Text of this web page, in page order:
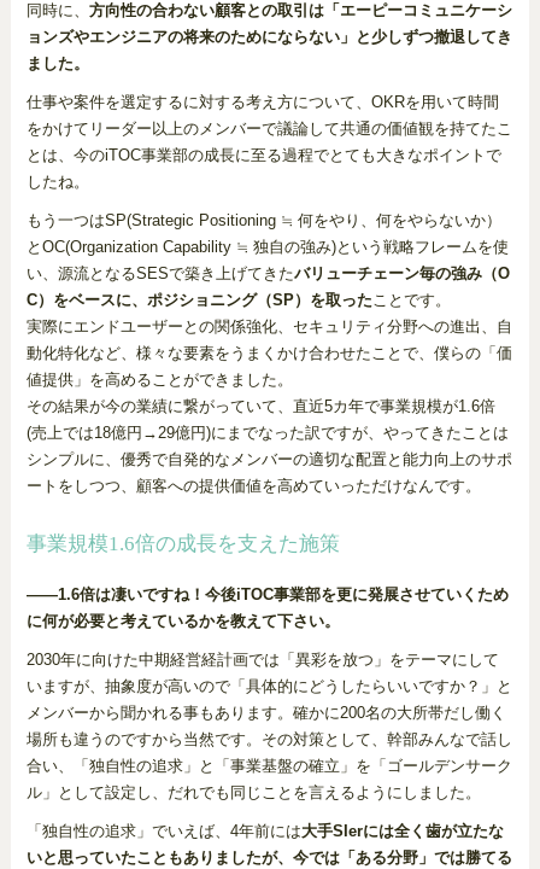
同時に、 方向性の合わない顧客との取引は「エーピーコミュニケーシ
ョンズやエンジニアの将来のためにならない」と少しずつ撤退してき
ました。
仕事や案件を選定するに対する考え方について、OKRを用いて時間
をかけてリーダー以上のメンバーで議論して共通の価値観を持てたこ
とは、今のiTOC事業部の成長に至る過程でとても大きなポイントで
したね。
もう一つはSP(Strategic Positioning ≒ 何をやり、何をやらないか）
とOC(Organization Capability ≒ 独自の強み)という戦略フレームを使
い、源流となるSESで築き上げてきたバリューチェーン毎の強み（O
C）をベースに、ポジショニング（SP）を取ったことです。
実際にエンドユーザーとの関係強化、セキュリティ分野への進出、自
動化特化など、様々な要素をうまくかけ合わせたことで、僕らの「価
値提供」を高めることができました。
その結果が今の業績に繋がっていて、直近5カ年で事業規模が1.6倍
(売上では18億円→29億円)にまでなった訳ですが、やってきたことは
シンプルに、優秀で自発的なメンバーの適切な配置と能力向上のサポ
ートをしつつ、顧客への提供価値を高めていっただけなんです。
事業規模1.6倍の成長を支えた施策
——1.6倍は凄いですね！今後iTOC事業部を更に発展させていくため
に何が必要と考えているかを教えて下さい。
2030年に向けた中期経営経計画では「異彩を放つ」をテーマにして
いますが、抽象度が高いので「具体的にどうしたらいいですか？」と
メンバーから聞かれる事もあります。確かに200名の大所帯だし働く
場所も違うのですから当然です。その対策として、幹部みんなで話し
合い、「独自性の追求」と「事業基盤の確立」を「ゴールデンサーク
ル」として設定し、だれでも同じことを言えるようにしました。
「独自性の追求」でいえば、4年前には大手SIerには全く歯が立たな
いと思っていたこともありましたが、今では「ある分野」では勝てる